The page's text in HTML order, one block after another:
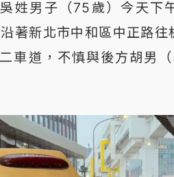
姓男子（75歲）今天下
沿著新北市中和區中正路
車道，不慎與後方胡男